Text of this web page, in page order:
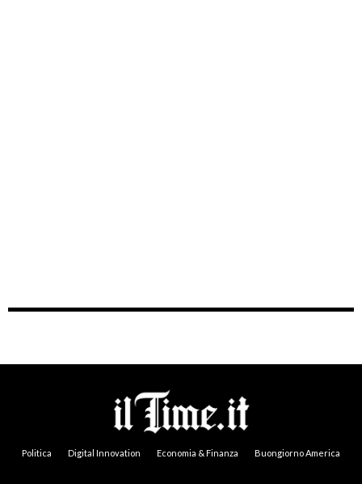
Politica Digital Innovation Economia & Finanza Buongiorno America